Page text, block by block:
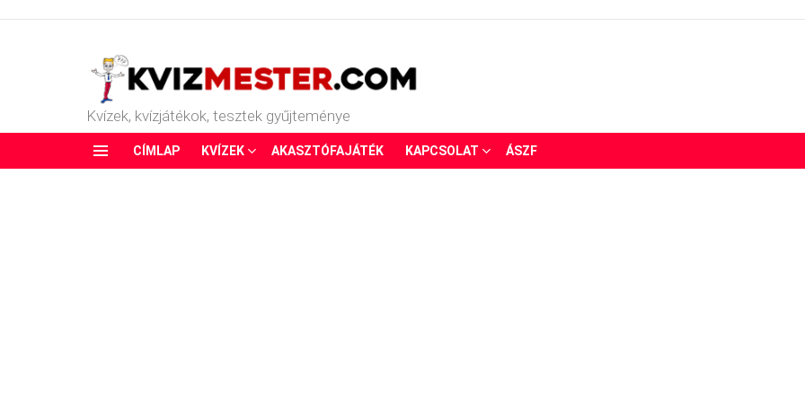
Kvízek, kvízjátékok, tesztek gyűjteménye
CÍMLAP KVÍZEK AKASZTÓFAJÁTÉK KAPCSOLAT ÁSZF